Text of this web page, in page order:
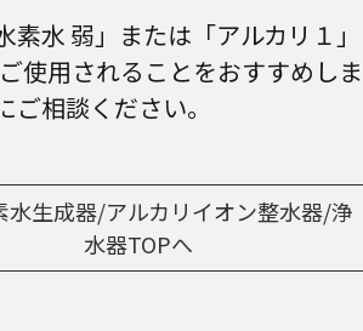
水 弱」または「アルカリ１
用されることをおすすめしま
相談ください。
水生成器/アルカリイオン整水器/浄
水器TOPへ